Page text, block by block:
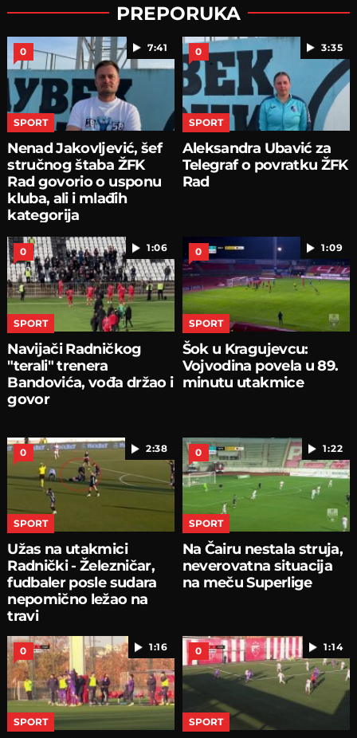
PREPORUKA
7:41
0
SPORT
Nenad Jakovljević, šef
stručnog štaba ŽFK
Rad govorio o usponu
kluba, ali i mlađih
kategorija
3:35
0
SPORT
Aleksandra Ubavić za
Telegraf o povratku ŽFK
Rad
1:06
0
SPORT
Navijači Radničkog
"terali" trenera
Bandovića, vođa držao i
govor
1:09
0
SPORT
Šok u Kragujevcu:
Vojvodina povela u 89.
minutu utakmice
2:38
0
SPORT
Užas na utakmici
Radnički - Železničar,
fudbaler posle sudara
nepomično ležao na
travi
1:22
0
SPORT
Na Čairu nestala struja,
neverovatna situacija
na meču Superlige
1:16
0
SPORT
1:14
0
SPORT